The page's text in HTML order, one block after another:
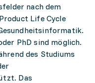
nach dem
Life Cycle
PhD sind möglich.
des Studiums
Das